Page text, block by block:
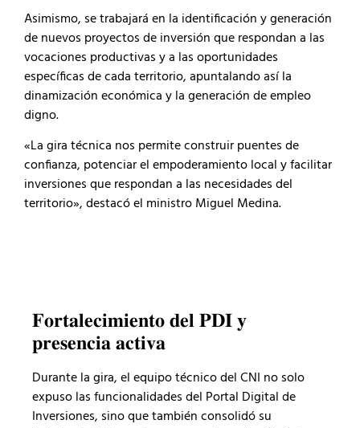
Asimismo, se trabajará en la identificación y generación
de nuevos proyectos de inversión que respondan a las
vocaciones productivas y a las oportunidades
específicas de cada territorio, apuntalando así la
dinamización económica y la generación de empleo
digno.
«La gira técnica nos permite construir puentes de
confianza, potenciar el empoderamiento local y facilitar
inversiones que respondan a las necesidades del
territorio», destacó el ministro Miguel Medina.
𝐅𝐨𝐫𝐭𝐚𝐥𝐞𝐜𝐢𝐦𝐢𝐞𝐧𝐭𝐨 𝐝𝐞𝐥 𝐏𝐃𝐈 𝐲
𝐩𝐫𝐞𝐬𝐞𝐧𝐜𝐢𝐚 𝐚𝐜𝐭𝐢𝐯𝐚
Durante la gira, el equipo técnico del CNI no solo
expuso las funcionalidades del Portal Digital de
Inversiones, sino que también consolidó su